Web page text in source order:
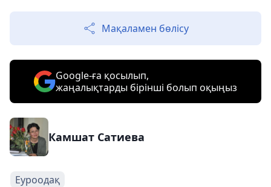
Мақаламен бөлісу
Google-ға қосылып,
жаңалықтарды бірінші болып оқыңыз
Камшат Сатиева
Еуроодақ